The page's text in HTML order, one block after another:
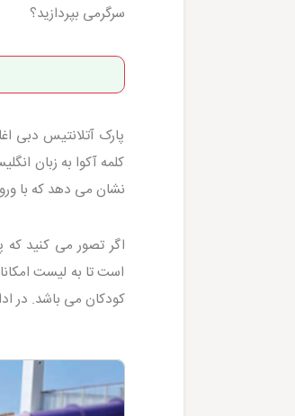
سرگرمی بپردازید؟
پارک آتلانتیس دبی
کلمه آکوا به زبان
نشان می دهد که با
اگر تصور می کنید
است تا به لیست
کودکان می باشد. در